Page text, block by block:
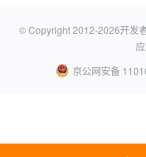
© Copyright 2012-2026开发
京公网安备